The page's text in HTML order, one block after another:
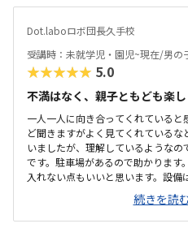
Dot.laboロボ団長久手校
受講時：未就学児・園児~現在/男の
★★★★★ 5.0
不満はなく、親子ともども楽
一人一人に向き合ってくれている
ど聞きますがよく見てくれている
いましたが、理解しているような
です。駐車場があるので助かります
入れない点もいいと思います。設
ば、机がもう少し広かったらいいか
ならない教材などが、今のところ
金は妥当かと思います。やる気が
続きを読